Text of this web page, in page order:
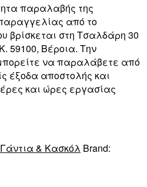
παραλαβής της
από το
βρίσκεται στη Τσαλδάρη 30
59100, Βέροια. Την
να παραλάβετε από
έξοδα αποστολής και
και ώρες εργασίας
Γάντια & Κασκόλ Brand: